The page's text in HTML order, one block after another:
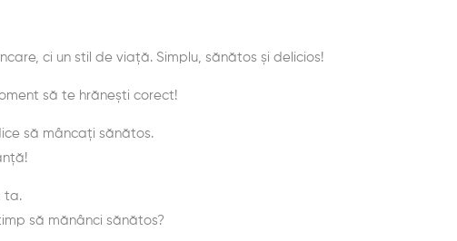
ci un stil de viață. Simplu, sănătos și delicios!
să te hrănești corect!
să mâncați sănătos.
ta.
să mănânci sănătos?